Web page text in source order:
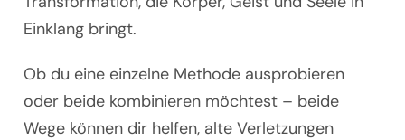
Einklang bringt.
Ob du eine einzelne Methode ausprobieren
oder beide kombinieren möchtest – beide
Wege können dir helfen, alte Verletzungen